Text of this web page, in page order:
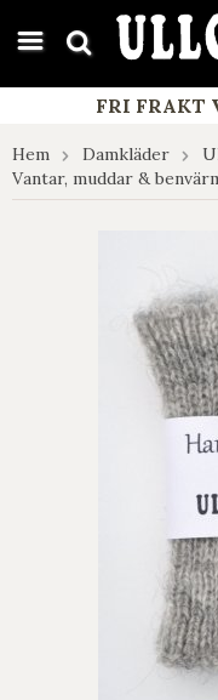
google-site-verification:
FRI FRAKT
Hem Damkläder
Vantar, muddar &